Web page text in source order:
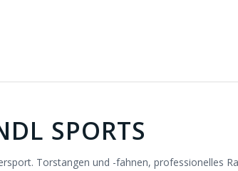
SPORTS
Torstangen und -fahnen, professionelles